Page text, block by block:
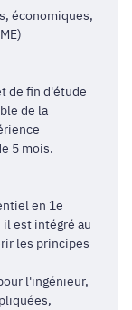
économiques,
de fin d'étude
de la
5 mois.
en 1e
il est intégré au
les principes
l'ingénieur,